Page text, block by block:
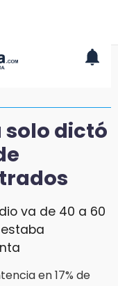
solo dictó
va de 40 a 60